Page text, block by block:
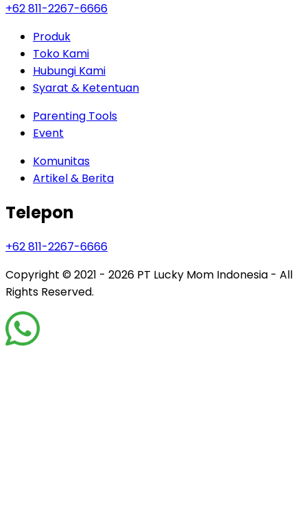
+62 811-2267-6666
Produk
Toko Kami
Hubungi Kami
Syarat & Ketentuan
Parenting Tools
Event
Komunitas
Artikel & Berita
Telepon
+62 811-2267-6666
Copyright © 2021 - 2026 PT Lucky Mom Indonesia - All
Rights Reserved.